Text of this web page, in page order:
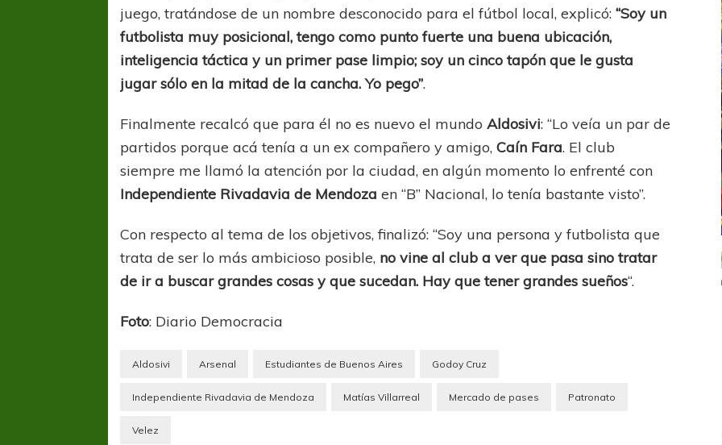
juego, tratándose de un nombre desconocido para el fútbol local, explicó:“Soy un
futbolista muy posicional, tengo como punto fuerte una buena ubicación,
inteligencia táctica y un primer pase limpio; soy un cinco tapón que le gusta
jugar sólo en la mitad de la cancha. Yo pego”.
Finalmente recalcó que para él no es nuevo el mundoAldosivi: “Lo veía un par de
partidos porque acá tenía a un ex compañero y amigo,Caín Fara. El club
siempre me llamó la atención por la ciudad, en algún momento lo enfrenté con
Independiente Rivadavia de Mendoza en “B” Nacional, lo tenía bastante visto”.
Con respecto al tema de los objetivos, finalizó: “Soy una persona y futbolista que
trata de ser lo más ambicioso posible, no vine al club a ver que pasa sino tratar
de ir a buscar grandes cosas y que sucedan. Hay que tener grandes sueños“.
Foto: Diario Democracia
Aldosivi Arsenal Estudiantes de Buenos Aires Godoy Cruz
Independiente Rivadavia de Mendoza Matías Villarreal Mercado de pases Patronato
Velez
COPA SUDAMERICANA TIGRE
Octavos de Final
COPA SUDAMERICANA LANÚS
Sur Defendido
UEFA CHAMPIONS LEAGUE
PSG celebró el bicampeonato